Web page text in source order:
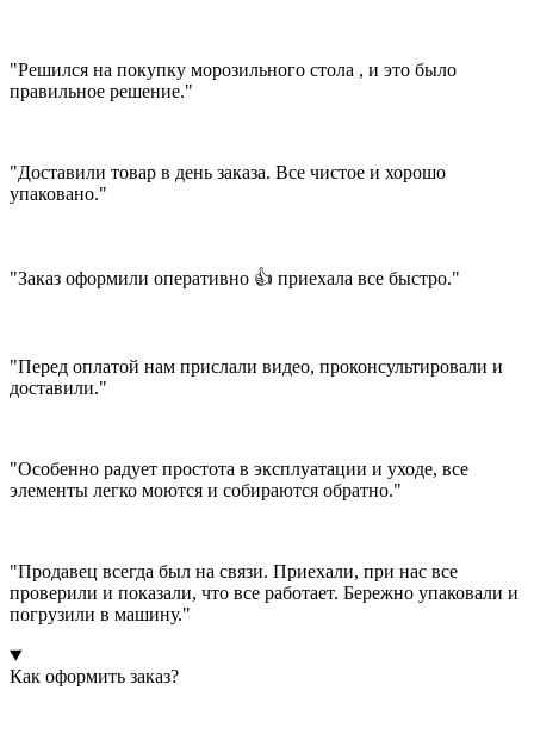
"Решился на покупку морозильного стола , и это было
правильное решение."
"Доставили товар в день заказа. Все чистое и хорошо
упаковано."
"Заказ оформили оперативно 👍 приехала все быстро."
"Перед оплатой нам прислали видео, проконсультировали и
доставили."
"Особенно радует простота в эксплуатации и уходе, все
элементы легко моются и собираются обратно."
"Продавец всегда был на связи. Приехали, при нас все
проверили и показали, что все работает. Бережно упаковали и
погрузили в машину."
Как оформить заказ?